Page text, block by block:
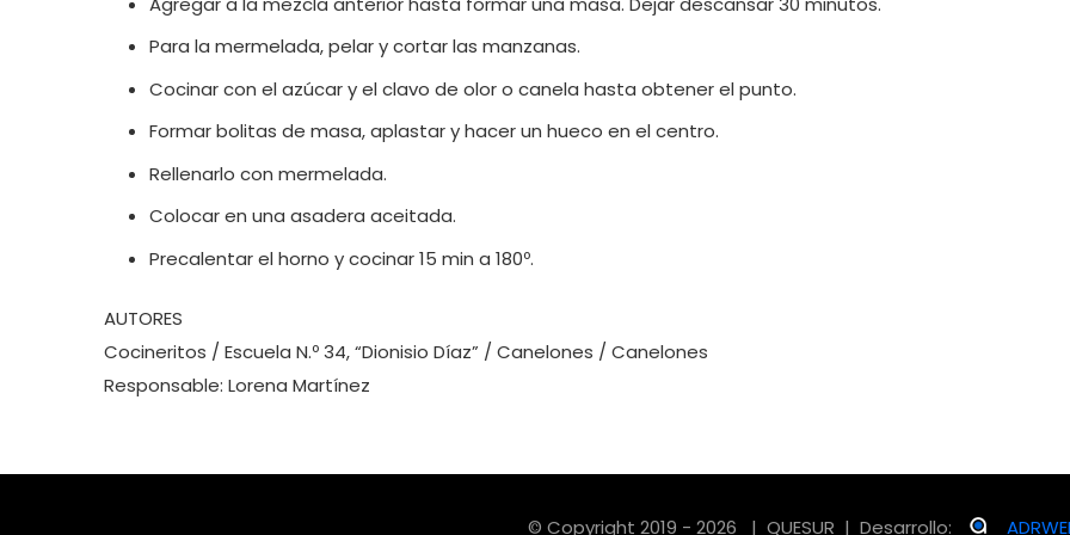
Para la mermelada, pelar y cortar las manzanas.
Cocinar con el azúcar y el clavo de olor o canela hasta obtener el punto.
Formar bolitas de masa, aplastar y hacer un hueco en el centro.
Rellenarlo con mermelada.
Colocar en una asadera aceitada.
Precalentar el horno y cocinar 15 min a 180º.
AUTORES
Cocineritos / Escuela N.º 34, “Dionisio Díaz” / Canelones / Canelones
Responsable: Lorena Martínez
© Copyright 2019 - 2026 | QUESUR | Desarrollo: